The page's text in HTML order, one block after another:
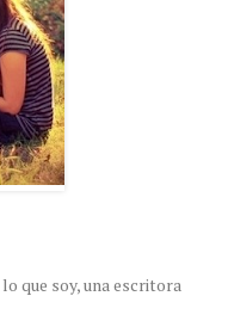
que soy, una escritora